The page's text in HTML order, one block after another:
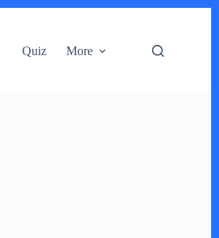
Quiz More